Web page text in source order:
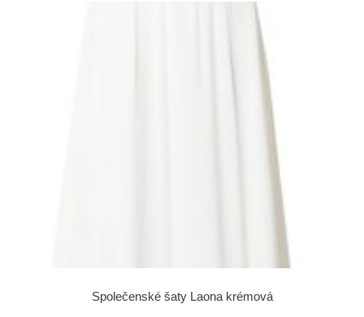
Společenské šaty Laona krémová